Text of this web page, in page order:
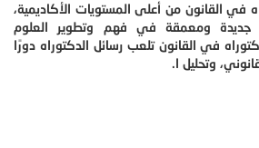
في القانون من أعلى المستويات الأكاديمية،
جديدة ومعمقة في فهم وتطوير العلوم
في القانون تلعب رسائل الدكتوراه دورًا
وتحليل ا.